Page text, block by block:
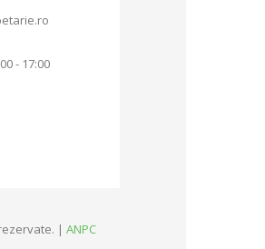
- 17:00
| ANPC